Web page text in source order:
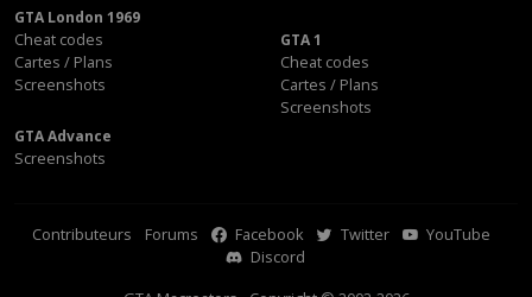
GTA London 1969
Cheat codes
Cartes / Plans
Screenshots
GTA 1
Cheat codes
Cartes / Plans
Screenshots
GTA Advance
Screenshots
Contributeurs Forums Facebook Twitter
YouTube
Discord